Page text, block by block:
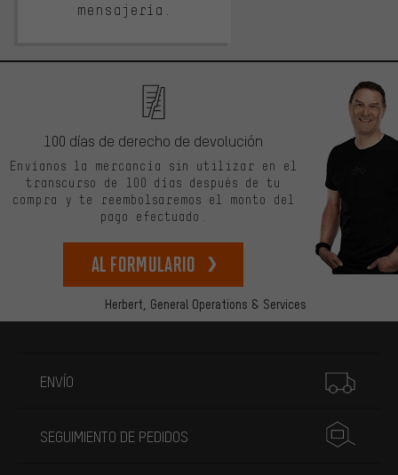
mensajería.
Herbert, General Operations & Services
100 días de derecho de devolución
Envíanos la mercancía sin utilizar en el
transcurso de 100 días después de tu
compra y te reembolsaremos el monto del
pago efectuado.
Al formulario
ENVÍO
SEGUIMIENTO DE PEDIDOS